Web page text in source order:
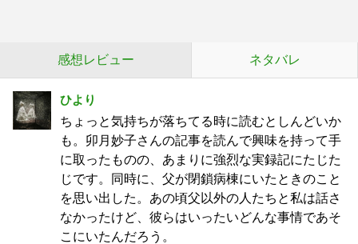
感想レビュー ネタバレ
ひより
ちょっと気持ちが落ちてる時に読むとしんどいか
も。卯月妙子さんの記事を読んで興味を持って手
に取ったものの、あまりに強烈な実録記にたじた
じです。同時に、父が閉鎖病棟にいたときのこと
を思い出した。あの頃父以外の人たちと私は話さ
なかったけど、彼らはいったいどんな事情であそ
こにいたんだろう。